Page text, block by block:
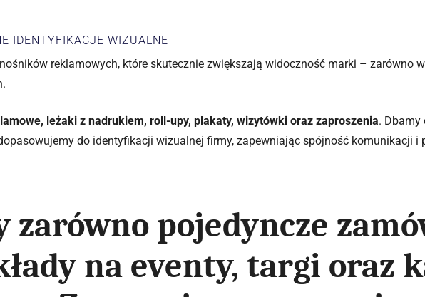
IDENTYFIKACJE WIZUALNE
reklamowych, które skutecznie zwiększają widoczność marki – zarówno
leżaki z nadrukiem, roll-upy, plakaty, wizytówki oraz zaproszenia. Dbamy
do identyfikacji wizualnej firmy, zapewniając spójność komunikacji i
na eventy, targi oraz